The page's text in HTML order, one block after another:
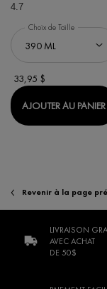
4.7
Choix de Taille
33,95 $
AJOUTER AU PANIER
Revenir à la page
LIVRAISON
AVEC ACHAT
DE 50$